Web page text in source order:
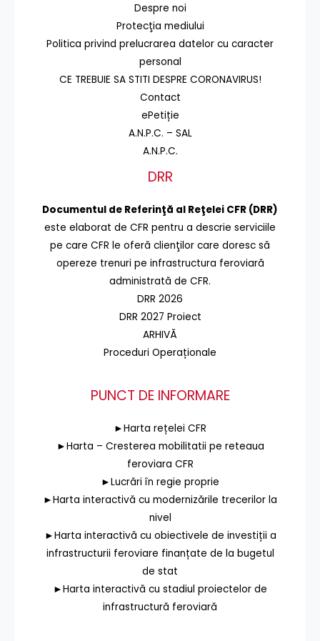
Despre noi
Protecţia mediului
Politica privind prelucrarea datelor cu caracter
personal
CE TREBUIE SA STITI DESPRE CORONAVIRUS!
Contact
ePetiție
A.N.P.C. – SAL
A.N.P.C.
DRR
Documentul de Referinţă al Reţelei CFR (DRR)
este elaborat de CFR pentru a descrie serviciile
pe care CFR le oferă clienţilor care doresc să
opereze trenuri pe infrastructura feroviară
administrată de CFR.
DRR 2026
DRR 2027 Proiect
ARHIVĂ
Proceduri Operaționale
PUNCT DE INFORMARE
►Harta rețelei CFR
►Harta – Cresterea mobilitatii pe reteaua
feroviara CFR
►Lucrări în regie proprie
►Harta interactivă cu modernizările trecerilor la
nivel
►Harta interactivă cu obiectivele de investiții a
infrastructurii feroviare finanțate de la bugetul
de stat
►Harta interactivă cu stadiul proiectelor de
infrastructură feroviară